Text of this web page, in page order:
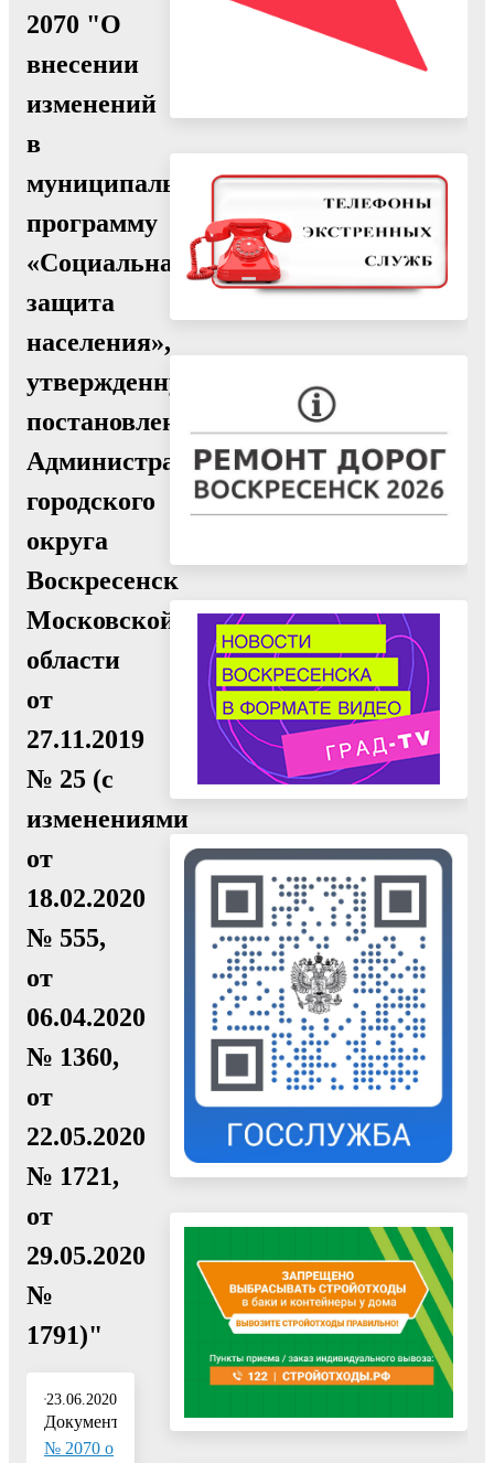
2070 "О
внесении
изменений
в
муниципальную
программу
«Социальная
защита
населения»,
утвержденную
постановлением
Администрации
городского
округа
Воскресенск
Московской
области
от
27.11.2019
№ 25 (с
изменениями
от
18.02.2020
№ 555,
от
06.04.2020
№ 1360,
от
22.05.2020
№ 1721,
от
29.05.2020
№
1791)"
23.06.2020
Документ:
№ 2070 о